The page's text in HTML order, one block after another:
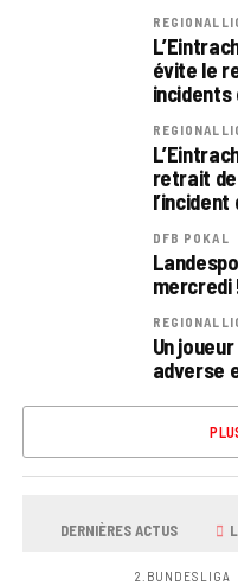
évite le
incidents
retrait
l’incident
DFB POKAL
mercredi
Un
adverse
DERNIÈRES ACTUS
2.BUNDESLIGA